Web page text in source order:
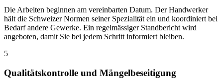
Die Arbeiten beginnen am vereinbarten Datum. Der Handwerker
hält die Schweizer Normen seiner Spezialität ein und koordiniert bei
Bedarf andere Gewerke. Ein regelmässiger Standbericht wird
angeboten, damit Sie bei jedem Schritt informiert bleiben.
5
Qualitätskontrolle und Mängelbeseitigung